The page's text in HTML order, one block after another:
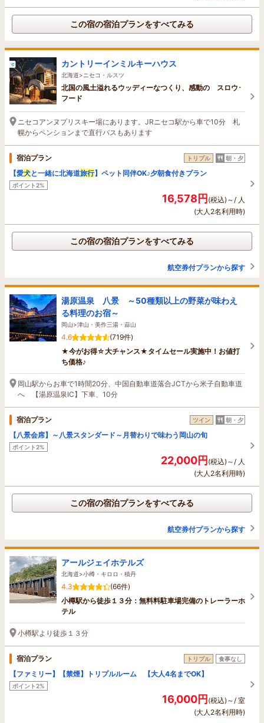
この宿の宿泊プランをすべてみる
カントリーインミルキーハウス
北海道>ニセコ・ルスツ
北国の風土溢れるウッディーなつくり、感動の スロウ･
フード
ニセコアンヌプリスキー場にあります。JRニセコ駅から車で10分 札
幌からペンションまで直行バスもあります
宿泊プラン トリプル 朝・夕
【愛犬と一緒に北海道旅行】ペット同伴OK♪夕朝食付きプラン
ポイント2%
16,578円(税込)～/ 人
(大人2名利用時)
この宿の宿泊プランをすべてみる
航空券付プランから探す
湯原温泉 八景 ～50種類以上の野菜が味わえ
る料理のお宿～
岡山>津山・美作三湯・蒜山
4.6
(719件)
★今がお得☆大チャンス★タイムセール実施中！お値打
ち価格♪
岡山駅からお車で1時間20分、中国自動車道落合JCTから米子自動車道
へ 【湯原温泉IC】下車、10分
宿泊プラン ツイン 朝・夕
【八景会席】～八景スタンダード～月替わりで味わう岡山の旬
ポイント2%
22,000円(税込)～/ 人
(大人2名利用時)
この宿の宿泊プランをすべてみる
航空券付プランから探す
アールジェイホテルズ
北海道>小樽・キロロ・積丹
4.3
(66件)
小樽駅から徒歩１３分：無料料駐車場完備のトレーラーホ
テル
小樽駅より徒歩１３分
宿泊プラン トリプル 食事なし
【ファミリー】【禁煙】トリプルルーム 【大人4名までOK】
ポイント2%
16,000円(税込)～/ 室
(大人2名利用時)